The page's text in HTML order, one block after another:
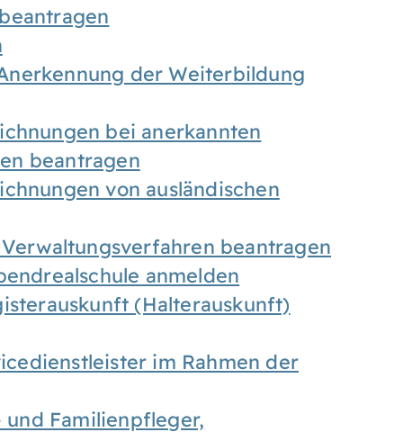
der Weiterbildung
bei anerkannten
beantragen
von ausländischen
beantragen
anmelden
(Halterauskunft)
im Rahmen der
Familienpfleger,